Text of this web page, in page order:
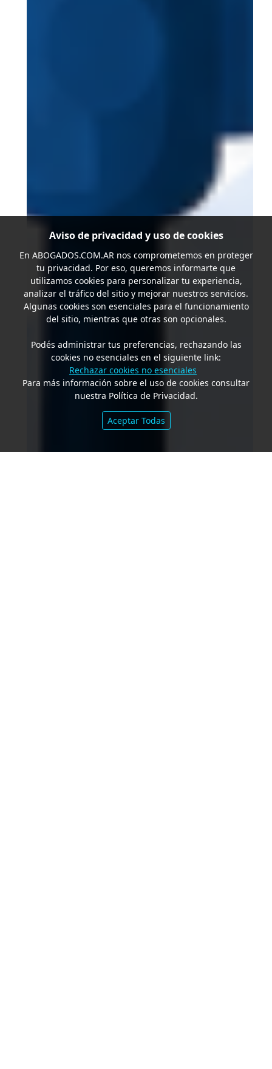
Aviso de privacidad y uso de cookies
En ABOGADOS.COM.ARnos comprometemos en proteger
tu privacidad. Por eso, queremos informarte que
utilizamos cookies para personalizar tu experiencia,
analizar el tráfico del sitio y mejorar nuestros servicios.
Algunas cookies son esenciales para el funcionamiento
del sitio, mientras que otras son opcionales.
Podés administrar tus preferencias, rechazando las
cookies no esenciales en el siguiente link:
Rechazar cookies no esenciales
Para más información sobre el uso de cookies consultar
nuestra Política de Privacidad.
Aceptar Todas